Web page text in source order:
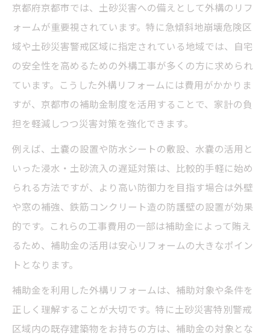
京都府京都市では、土砂災害への備えとして外構のリフ
ォームが重要視されています。特に急傾斜地崩壊危険区
域や土砂災害警戒区域に指定されている地域では、自宅
の安全性を高めるための外構工事が多くの方に求められ
ています。こうした外構リフォームには費用がかかりま
すが、京都市の補助金制度を活用することで、家計の負
担を軽減しつつ災害対策を強化できます。
例えば、土嚢の設置や防水シートの敷設、水嚢の活用と
いった浸水・土砂流入の遅延対策は、比較的手軽に始め
られる方法ですが、より高い防御力を目指す場合は外壁
や窓の補強、鉄筋コンクリート造の防護壁の設置が効果
的です。これらの工事費用の一部は補助金によって賄え
るため、補助金の活用は安心リフォームの大きなポイン
トとなります。
補助金を利用した外構リフォームは、補助対象や条件を
正しく理解することが大切です。特に土砂災害特別警戒
区域内の既存建築物をお持ちの方は、補助金の対象とな